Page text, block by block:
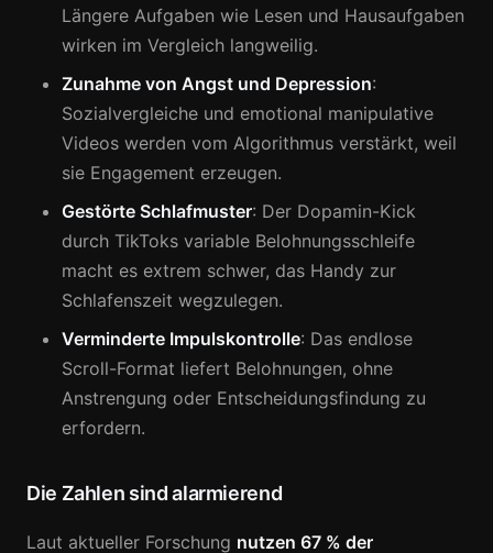
Längere Aufgaben wie Lesen und Hausaufgaben
wirken im Vergleich langweilig.
Zunahme von Angst und Depression:
Sozialvergleiche und emotional manipulative
Videos werden vom Algorithmus verstärkt, weil
sie Engagement erzeugen.
Gestörte Schlafmuster: Der Dopamin-Kick
durch TikToks variable Belohnungsschleife
macht es extrem schwer, das Handy zur
Schlafenszeit wegzulegen.
Verminderte Impulskontrolle: Das endlose
Scroll-Format liefert Belohnungen, ohne
Anstrengung oder Entscheidungsfindung zu
erfordern.
Die Zahlen sind alarmierend
Laut aktueller Forschung nutzen 67 % der